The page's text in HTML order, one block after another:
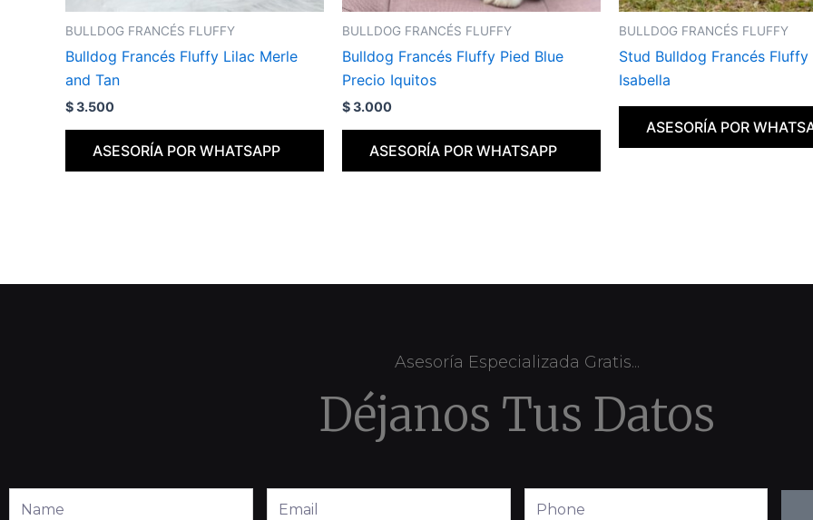
BULLDOG FRANCÉS FLUFFY
Bulldog Francés Fluffy Lilac Merle
and Tan
$3.500
ASESORÍA POR WHATSAPP
BULLDOG FRANCÉS FLUFFY
Bulldog Francés Fluffy Pied Blue
Precio Iquitos
$3.000
ASESORÍA POR WHATSAPP
BULLDOG FRANCÉS FLUFFY
Stud Bulldog Francés Fluffy
Isabella
ASESORÍA POR
Asesoría Especializada Gratis...
Déjanos Tus Datos
Phone